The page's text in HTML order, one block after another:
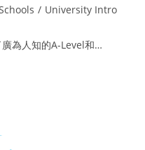
/ University Intro
為人知的A-Level和…